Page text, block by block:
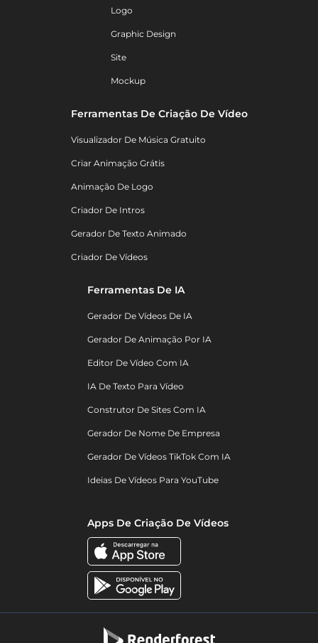
Logo
Graphic Design
Site
Mockup
Ferramentas De Criação De Vídeo
Visualizador De Música Gratuito
Criar Animação Grátis
Animação De Logo
Criador De Intros
Gerador De Texto Animado
Criador De Vídeos
Ferramentas De IA
Gerador De Vídeos De IA
Gerador De Animação Por IA
Editor De Vídeo Com IA
IA De Texto Para Vídeo
Construtor De Sites Com IA
Gerador De Nome De Empresa
Gerador De Vídeos TikTok Com IA
Ideias De Vídeos Para YouTube
Apps De Criação De Vídeos